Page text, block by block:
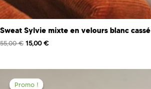
Sweat Sylvie mixte en velours blanc cassé
55,00€ 15,00€
Promo !
Promo !